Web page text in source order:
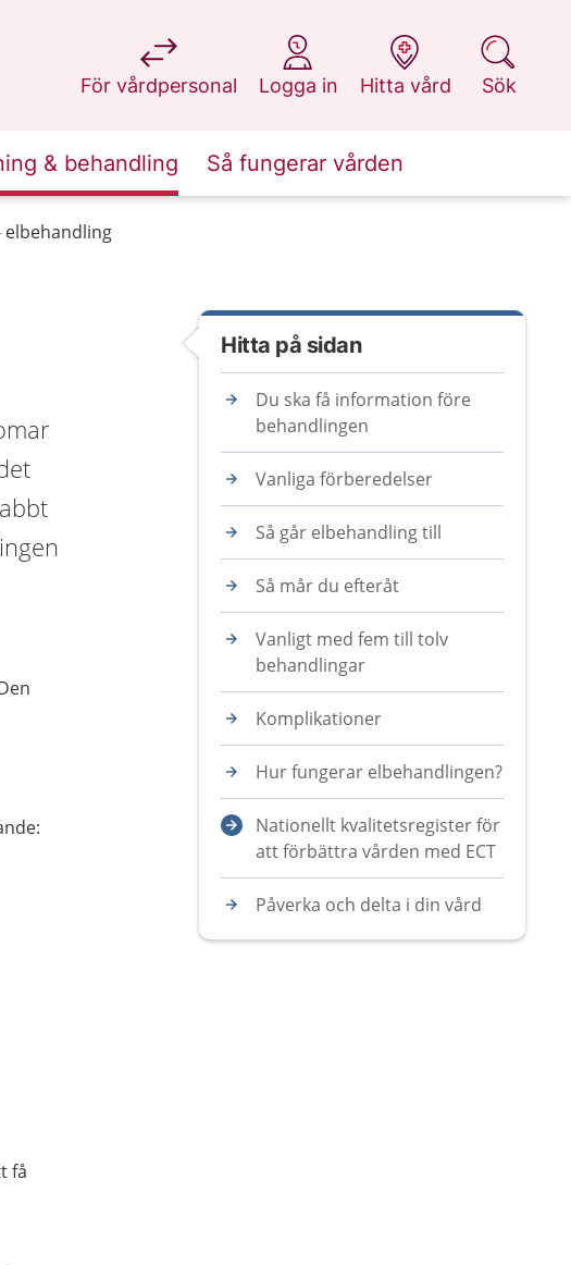
För vårdpersonal
på 1177.se
Logga in
på 1177.se
Hitta vård
på 1177.se
Sök
på 1177.se
& behandling Så fungerar vården
elbehandling
få
Hitta på sidan
Du ska få information före
behandlingen
Vanliga förberedelser
Så går elbehandling till
Så mår du efteråt
Vanligt med fem till tolv
behandlingar
Komplikationer
Hur fungerar elbehandlingen?
Nationellt kvalitetsregister för
att förbättra vården med ECT
Påverka och delta i din vård